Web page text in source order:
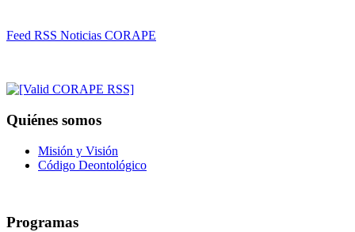
Feed RSS Noticias CORAPE
Quiénes somos
Misión y Visión
Código Deontológico
Programas